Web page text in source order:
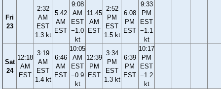
Fri
23
2:32
AM
EST
1.3 kt
5:42
AM
EST
9:08
AM
EST
−1.0
kt
11:45
AM
EST
2:52
PM
EST
1.5 kt
6:08
PM
EST
9:33
PM
EST
−1.1
kt
Sat
24
12:18
AM
EST
3:19
AM
EST
1.4 kt
6:46
AM
EST
10:05
AM
EST
−0.9
kt
12:39
PM
EST
3:34
PM
EST
1.3 kt
6:39
PM
EST
10:17
PM
EST
−1.2
kt